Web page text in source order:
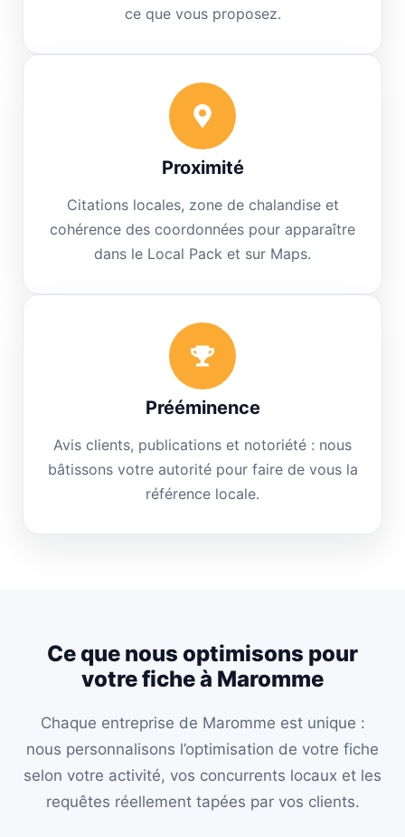
ce que vous proposez.
Proximité
Citations locales, zone de chalandise et
cohérence des coordonnées pour apparaître
dans le Local Pack et sur Maps.
Prééminence
Avis clients, publications et notoriété : nous
bâtissons votre autorité pour faire de vous la
référence locale.
Ce que nous optimisons pour
votre fiche à Maromme
Chaque entreprise de Maromme est unique :
nous personnalisons l’optimisation de votre fiche
selon votre activité, vos concurrents locaux et les
requêtes réellement tapées par vos clients.